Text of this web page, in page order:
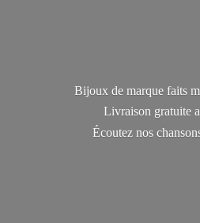
Bijoux de marque faits
Livraison gratuite
Écoutez nos